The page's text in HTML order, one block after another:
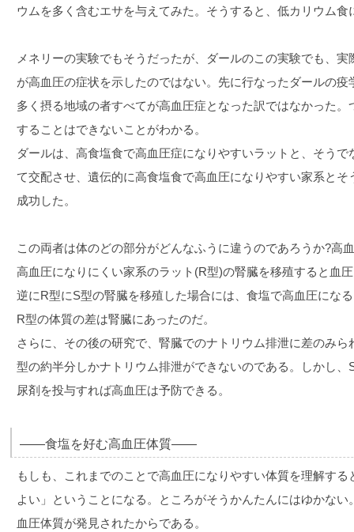
ウムを多く含むエサを与えてみた。そうすると、低カリウム
メネリーの実験でもそうだったが、ダールのこの実験でも、
が高血圧の症状を示したのではない。先に行なったダールの
多く摂る地域の者すべてが高血圧症となった訳ではなかった
することはできないことがわかる。
ダールは、高食塩食で高血圧症になりやすいラットと、そう
て交配させ、遺伝的に高食塩食で高血圧になりやすい家系と
成功した。
この両者は体のどの部分がどんなふうに違うのであろうか?高
高血圧になりにくい家系のラット(R型)の腎臓を移殖すると血
逆にR型にS型の腎臓を移殖した場合には、食塩で高血圧にな
R型の体質の差は腎臓にあったのだ。
さらに、その後の研究で、腎臓でのナトリウム排泄に差のみ
型の約半分しかナトリウム排泄ができないのである。しかし
尿剤を投与すれば高血圧は予防できる。
――食塩を好む高血圧体質――
もしも、これまでのことで高血圧になりやすい体質を理解す
よい」ということになる。ところがそうかんたんにはゆかな
血圧体質が発見されたからである。